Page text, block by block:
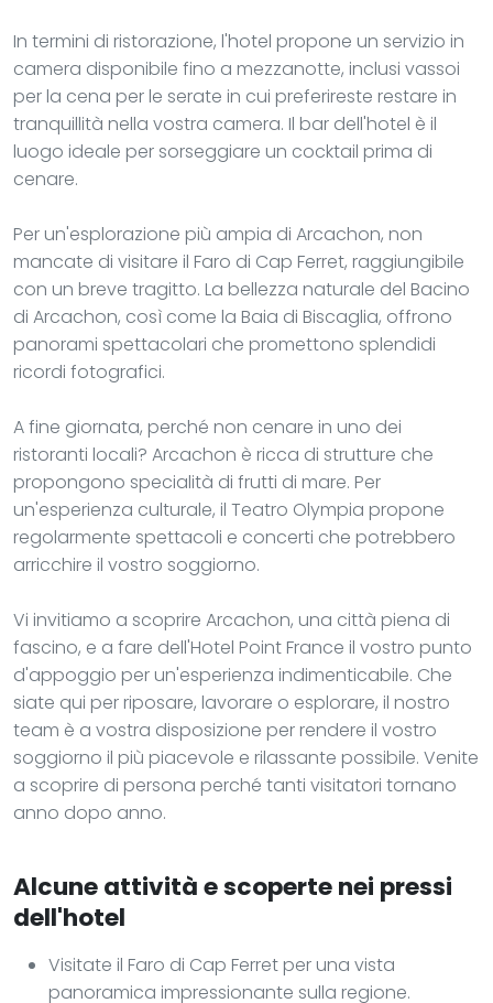
In termini di ristorazione, l'hotel propone un servizio in
camera disponibile fino a mezzanotte, inclusi vassoi
per la cena per le serate in cui preferireste restare in
tranquillità nella vostra camera. Il bar dell'hotel è il
luogo ideale per sorseggiare un cocktail prima di
cenare.
Per un'esplorazione più ampia di Arcachon, non
mancate di visitare il Faro di Cap Ferret, raggiungibile
con un breve tragitto. La bellezza naturale del Bacino
di Arcachon, così come la Baia di Biscaglia, offrono
panorami spettacolari che promettono splendidi
ricordi fotografici.
A fine giornata, perché non cenare in uno dei
ristoranti locali? Arcachon è ricca di strutture che
propongono specialità di frutti di mare. Per
un'esperienza culturale, il Teatro Olympia propone
regolarmente spettacoli e concerti che potrebbero
arricchire il vostro soggiorno.
Vi invitiamo a scoprire Arcachon, una città piena di
fascino, e a fare dell'Hotel Point France il vostro punto
d'appoggio per un'esperienza indimenticabile. Che
siate qui per riposare, lavorare o esplorare, il nostro
team è a vostra disposizione per rendere il vostro
soggiorno il più piacevole e rilassante possibile. Venite
a scoprire di persona perché tanti visitatori tornano
anno dopo anno.
Alcune attività e scoperte nei pressi
dell'hotel
Visitate il Faro di Cap Ferret per una vista
panoramica impressionante sulla regione.